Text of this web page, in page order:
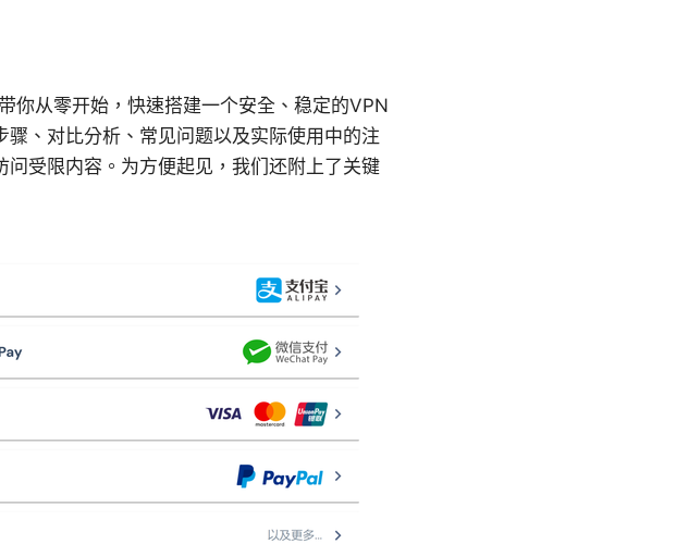
你从零开始，快速搭建一个安全、稳定的VPN
、对比分析、常见问题以及实际使用中的注
受限内容。为方便起见，我们还附上了关键